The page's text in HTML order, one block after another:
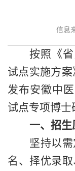
信息
按照《
试点实施方
发布安徽中
试点专项博士
一、招生
坚持以
名、择优录